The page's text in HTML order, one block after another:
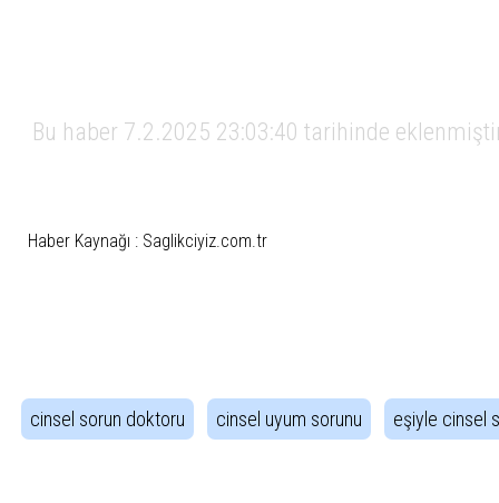
Bu haber 7.2.2025 23:03:40 tarihinde
Haber Kaynağı : Saglikciyiz.com.tr
cinsel sorun doktoru cinsel uyum sorunu eşiyle cinsel